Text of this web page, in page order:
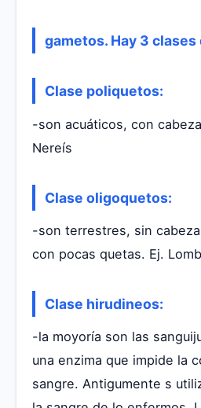
gametos. Hay 3 clases
Clase poliquetos:
-son acuáticos, con
Nereís
Clase oligoquetos:
-son terrestres, sin
con pocas quetas. Ej.
Clase hirudineos:
-la moyoría son las
una enzima que impide la
sangre. Antigumente s